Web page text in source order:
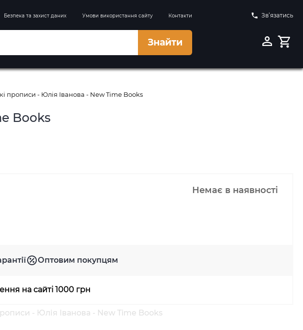
Безпека та захист даних Умови використання сайту Контакти Зв’язатись
Знайти
прописи - Юлія Іванова - New Time Books
Books
Немає в наявності
Оптовим покупцям
на сайті 1000 грн
- Юлія Іванова - New Time Books